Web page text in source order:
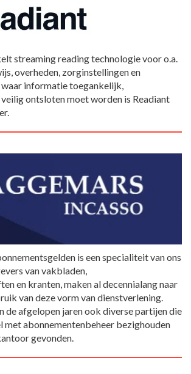
streaming reading technologie voor o.a.
overheden, zorginstellingen en
informatie toegankelijk,
ontsloten moet worden is Readiant
is een specialiteit van ons
van vakbladen,
en kranten, maken al decennialang naar
van deze vorm van dienstverlening.
de afgelopen jaren ook diverse partijen die
met abonnementenbeheer bezighouden
gevonden.